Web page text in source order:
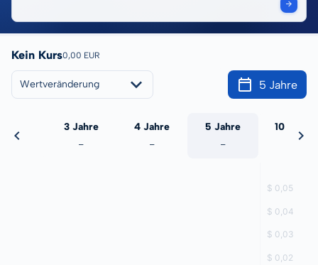
Kein Kurs0,00 EUR
Wertveränderung 5 Jahre
3 Jahre
-
4 Jahre
-
5 Jahre
-
10 Jahre